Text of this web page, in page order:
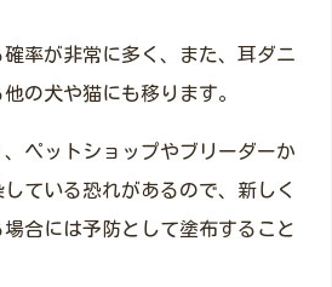
率が非常に多く、また、耳ダニ
の犬や猫にも移ります。
ペットショップやブリーダーか
ている恐れがあるので、新しく
合には予防として塗布すること